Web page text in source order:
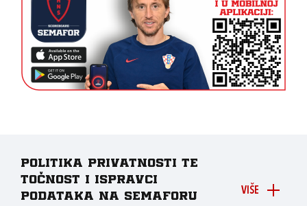
VIŠE
Politika privatnosti te
točnost i ispravci
podataka na Semaforu